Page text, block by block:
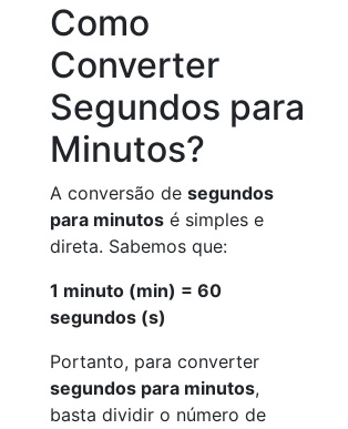
Como
Converter
Segundos para
Minutos?
A conversão de segundos
para minutos é simples e
direta. Sabemos que:
1 minuto (min) = 60
segundos (s)
Portanto, para converter
segundos para minutos,
basta dividir o número de